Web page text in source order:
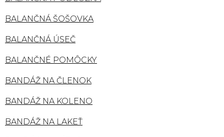
BALANČNÁ ŠOŠOVKA
BALANČNÁ ÚSEČ
BALANČNÉ POMÔCKY
BANDÁŽ NA ČLENOK
BANDÁŽ NA KOLENO
BANDÁŽ NA LAKEŤ